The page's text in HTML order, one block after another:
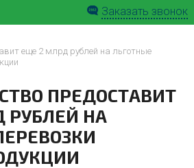
Заказать звонок
еще 2 млрд рублей на льготные
ПРЕДОСТАВИТ
РУБЛЕЙ НА